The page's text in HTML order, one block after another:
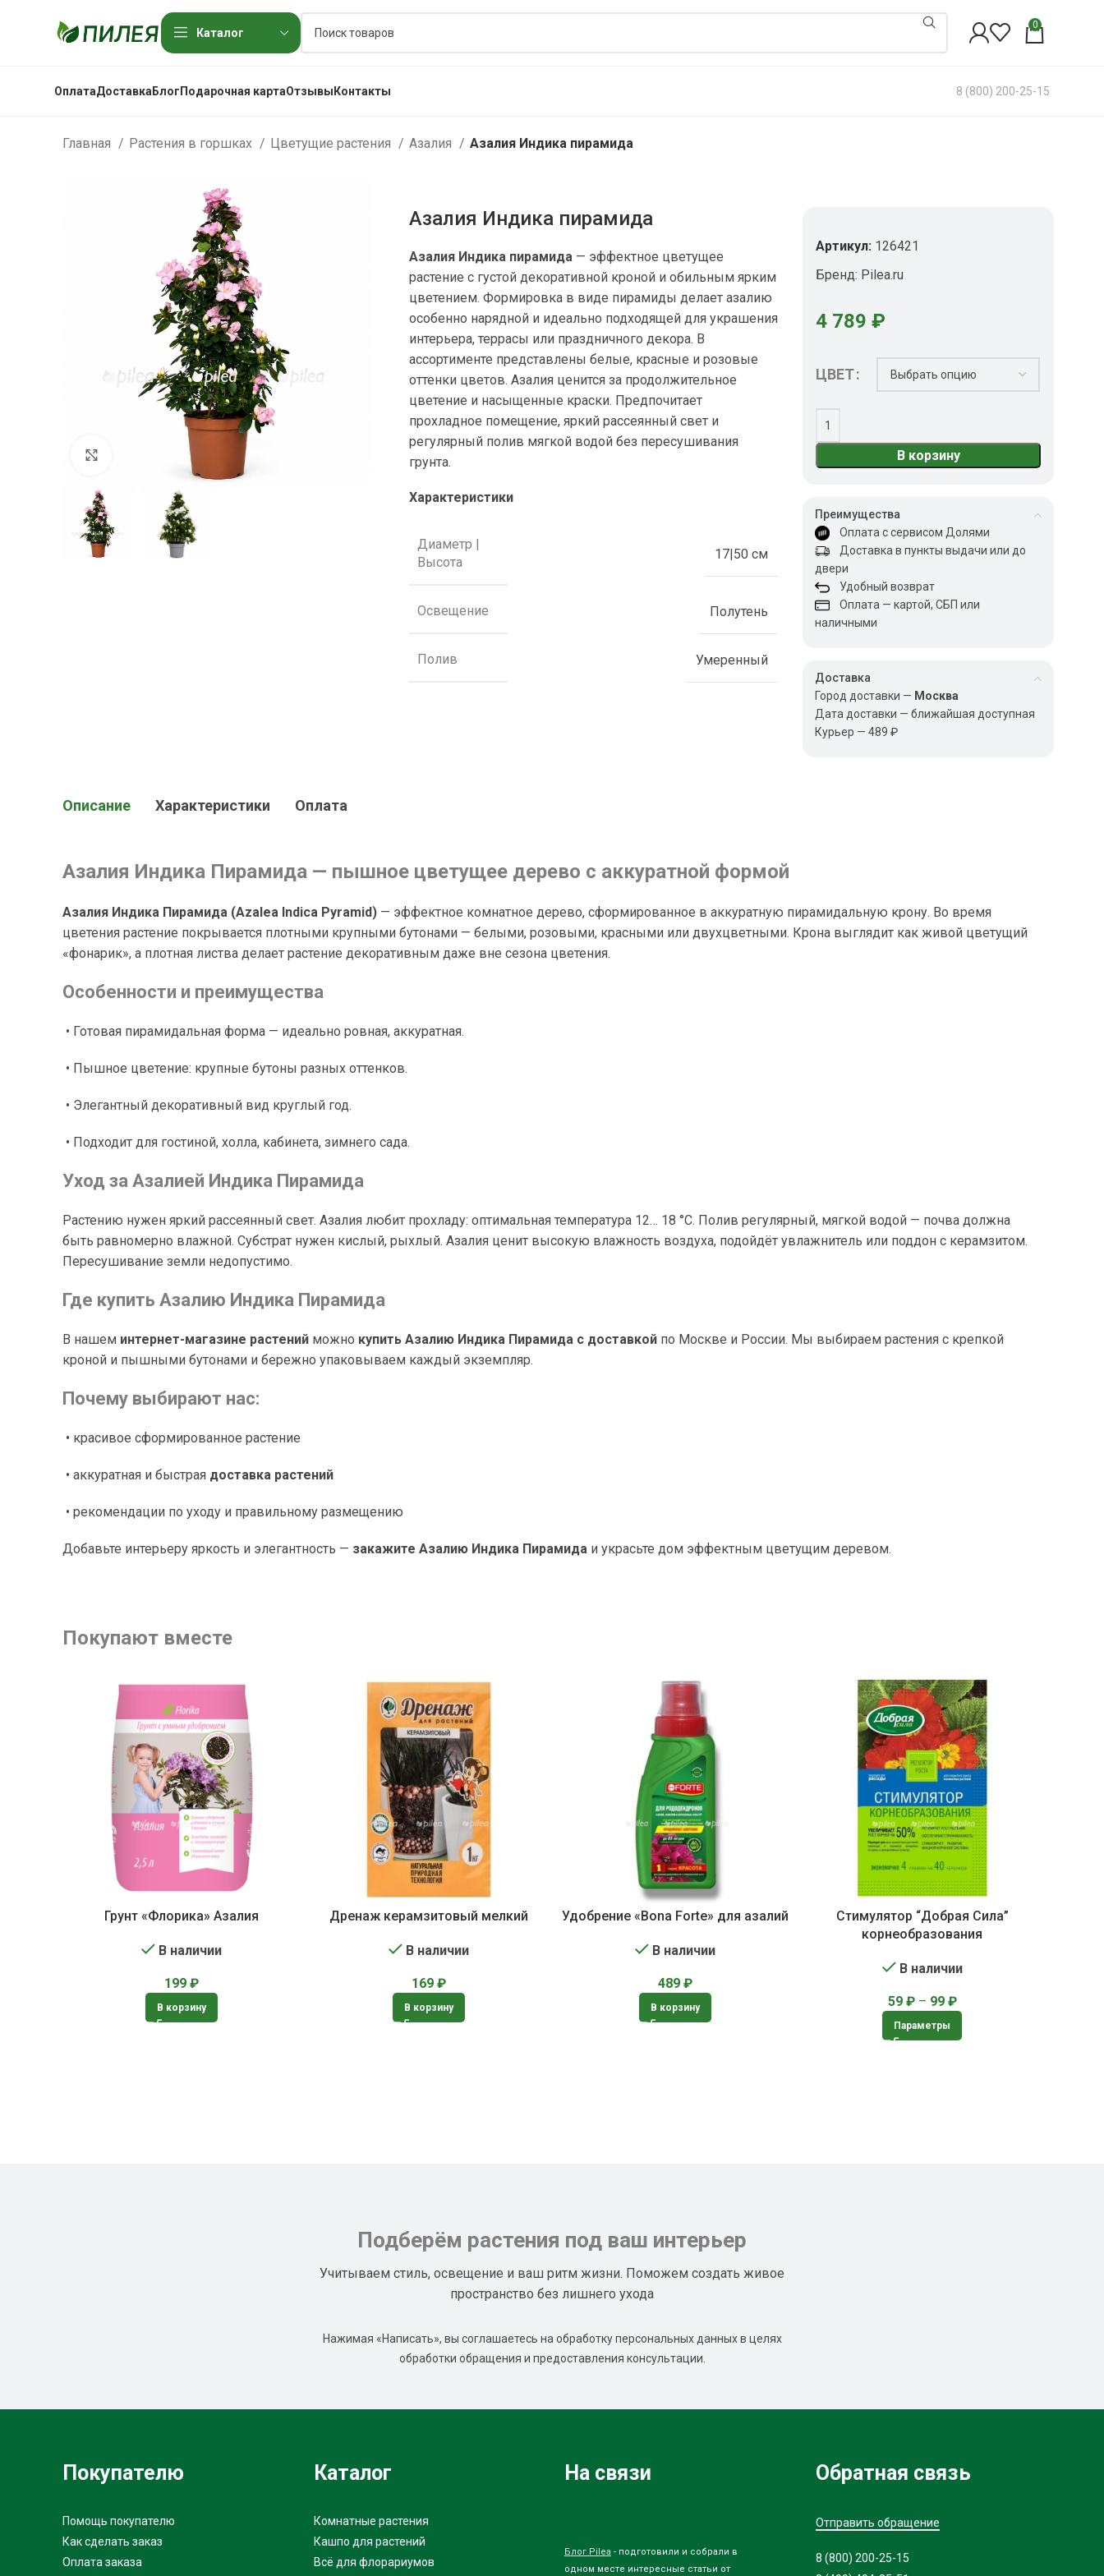
Каталог
0
ОплатаДоставка Блог Подарочная картаОтзывы Контакты 8 (800) 200-25-15
Главная Растения в горшках Цветущие растения Азалия Азалия Индика пирамида
Нажмите, чтобы увеличить
Азалия Индика пирамида
Азалия Индика пирамида — эффектное цветущее
растение с густой декоративной кроной и обильным ярким
цветением. Формировка в виде пирамиды делает азалию
особенно нарядной и идеально подходящей для украшения
интерьера, террасы или праздничного декора. В
ассортименте представлены белые, красные и розовые
оттенки цветов. Азалия ценится за продолжительное
цветение и насыщенные краски. Предпочитает
прохладное помещение, яркий рассеянный свет и
регулярный полив мягкой водой без пересушивания
грунта.
Характеристики
Диаметр |
Высота
17|50 см
Освещение Полутень
Полив Умеренный
Артикул: 126421
Бренд: Pilea.ru
4 789₽
ЦВЕТ
В корзину
Преимущества
Оплата с сервисом Долями
Доставка в пункты выдачи или до
двери
Удобный возврат
Оплата — картой, СБП или
наличными
Доставка
Город доставки — Москва
Дата доставки — ближайшая доступная
Курьер — 489 ₽
Описание Характеристики Оплата
Азалия Индика Пирамида — пышное цветущее дерево с аккуратной формой
Азалия Индика Пирамида (Azalea Indica Pyramid) — эффектное комнатное дерево, сформированное в аккуратную пирамидальную крону. Во время
цветения растение покрывается плотными крупными бутонами — белыми, розовыми, красными или двухцветными. Крона выглядит как живой цветущий
«фонарик», а плотная листва делает растение декоративным даже вне сезона цветения.
Особенности и преимущества
• Готовая пирамидальная форма — идеально ровная, аккуратная.
• Пышное цветение: крупные бутоны разных оттенков.
• Элегантный декоративный вид круглый год.
• Подходит для гостиной, холла, кабинета, зимнего сада.
Уход за Азалией Индика Пирамида
Растению нужен яркий рассеянный свет. Азалия любит прохладу: оптимальная температура 12… 18 °C. Полив регулярный, мягкой водой — почва должна
быть равномерно влажной. Субстрат нужен кислый, рыхлый. Азалия ценит высокую влажность воздуха, подойдёт увлажнитель или поддон с керамзитом.
Пересушивание земли недопустимо.
Где купить Азалию Индика Пирамида
В нашем интернет-магазине растений можно купить Азалию Индика Пирамида с доставкой по Москве и России. Мы выбираем растения с крепкой
кроной и пышными бутонами и бережно упаковываем каждый экземпляр.
Почему выбирают нас:
• красивое сформированное растение
• аккуратная и быстрая доставка растений
• рекомендации по уходу и правильному размещению
Добавьте интерьеру яркость и элегантность — закажите Азалию Индика Пирамида и украсьте дом эффектным цветущим деревом.
Покупают вместе
Грунт «Флорика» Азалия
В наличии
199₽
В корзину
Дренаж керамзитовый мелкий
В наличии
169 ₽
В корзину
Удобрение «Bona Forte» для азалий
В наличии
489₽
В корзину
Стимулятор “Добрая Сила”
корнеобразования
В наличии
59 ₽ – 99 ₽
Параметры
Подберём растения под ваш интерьер
Учитываем стиль, освещение и ваш ритм жизни. Поможем создать живое
пространство без лишнего ухода
Нажимая «Написать», вы соглашаетесь на обработку персональных данных в целях
обработки обращения и предоставления консультации.
Покупателю
Помощь покупателю
Как сделать заказ
Оплата заказа
Каталог
Комнатные растения
Кашпо для растений
Всё для флорариумов
На связи
Блог Pilea - подготовили и собрали в
одном месте интересные статьи от
Обратная связь
Отправить обращение
8 (800) 200-25-15